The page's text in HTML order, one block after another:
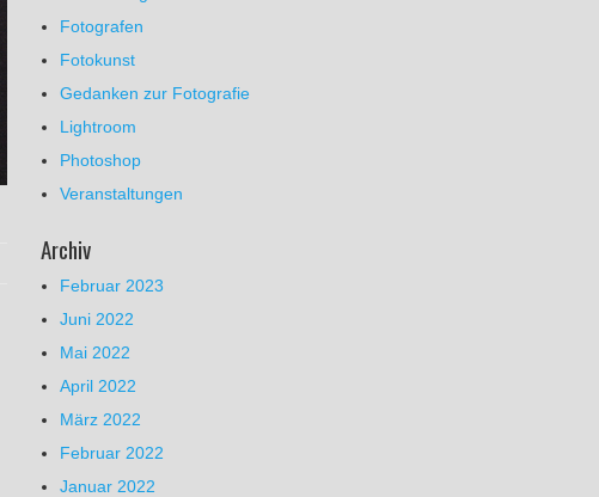
Fotografen
Fotokunst
Gedanken zur Fotografie
Lightroom
Photoshop
Veranstaltungen
Archiv
Februar 2023
Juni 2022
Mai 2022
April 2022
März 2022
Februar 2022
Januar 2022